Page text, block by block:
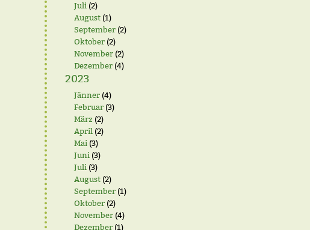
Juli (2)
August(1)
September(2)
Oktober(2)
November(2)
Dezember(4)
2023
Jänner(4)
Februar(3)
März (2)
April (2)
Mai (3)
Juni (3)
Juli (3)
August(2)
September(1)
Oktober(2)
November(4)
Dezember(1)